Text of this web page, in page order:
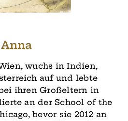
wuchs in Indien,
auf und lebte
ihren Großeltern in
an der School of the
bevor sie 2012 an